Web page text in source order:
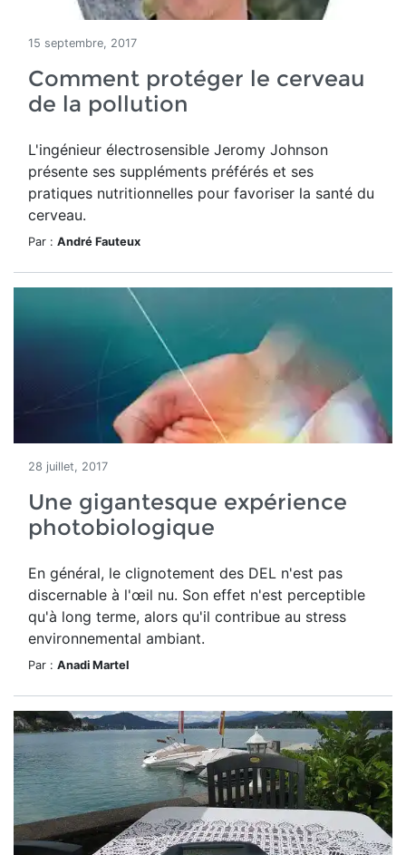
15 septembre, 2017
Comment protéger le cerveau
de la pollution
L'ingénieur électrosensible Jeromy Johnson
présente ses suppléments préférés et ses
pratiques nutritionnelles pour favoriser la santé du
cerveau.
Par : André Fauteux
28 juillet, 2017
Une gigantesque expérience
photobiologique
En général, le clignotement des DEL n'est pas
discernable à l'œil nu. Son effet n'est perceptible
qu'à long terme, alors qu'il contribue au stress
environnemental ambiant.
Par : Anadi Martel